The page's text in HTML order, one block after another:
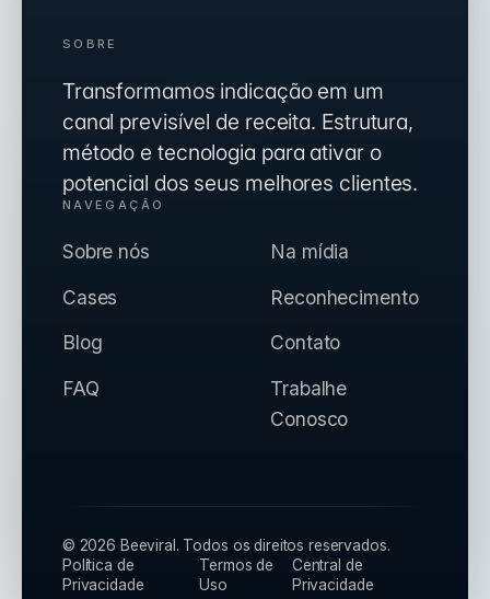
SOBRE
Transformamos indicação em um
canal previsível de receita. Estrutura,
método e tecnologia para ativar o
potencial dos seus melhores clientes.
NAVEGAÇÃO
Sobre nós
Na mídia
Cases
Reconhecimento
Blog
Contato
FAQ
Trabalhe
Conosco
© 2026 Beeviral. Todos os direitos reservados.
Política de
Privacidade
Termos de
Uso
Central de
Privacidade